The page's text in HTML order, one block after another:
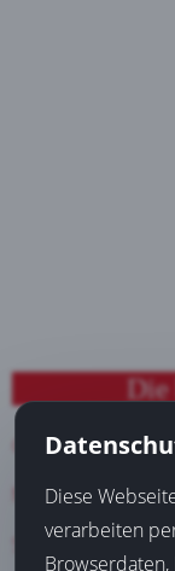
Die
Günstiges
Mit Sportwetten
Diese
verarbeiten